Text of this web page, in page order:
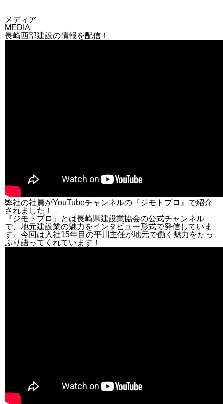
メディア
MEDIA
長崎西部建設の情報を配信！
弊社の社員がYouTubeチャンネルの『ジモトプロ』で紹介
されました！
『ジモトプロ』とは長崎県建設業協会の公式チャンネル
で、地元建設業の魅力をインタビュー形式で発信していま
す。今回は入社15年目の平川主任が地元で働く魅力をたっ
ぷり語ってくれています！